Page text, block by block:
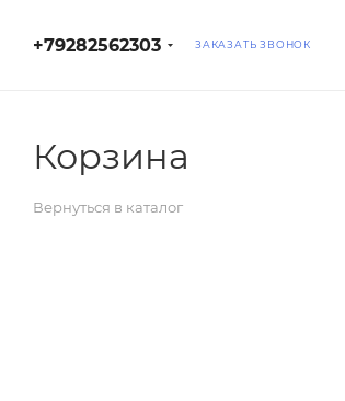
+79282562303 ЗАКАЗАТЬ ЗВОНОК
Корзина
Вернуться в каталог